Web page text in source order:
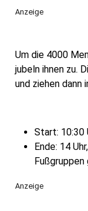
Anzeige
Um die 4000
jubeln ihnen zu.
und ziehen dann
Start: 10:30
Ende: 14
Anzeige